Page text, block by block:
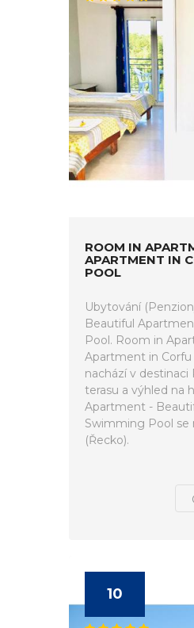
ROOM IN
APARTMENT IN
POOL
Ubytování
Beautiful
Pool. Room in
Apartment in
nachází v destinaci
terasu a výhled na
Apartment -
Swimming Pool se
(Řecko).
10